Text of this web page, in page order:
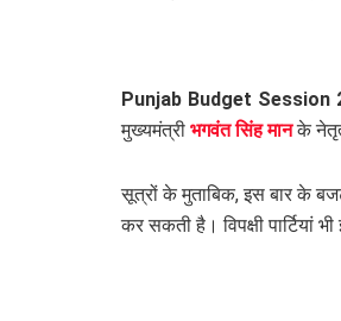
Punjab Budget Session
मुख्यमंत्री भगवंत सिंह मानके
सूत्रों के मुताबिक, इस बार के
कर सकती है। विपक्षी पार्टियां